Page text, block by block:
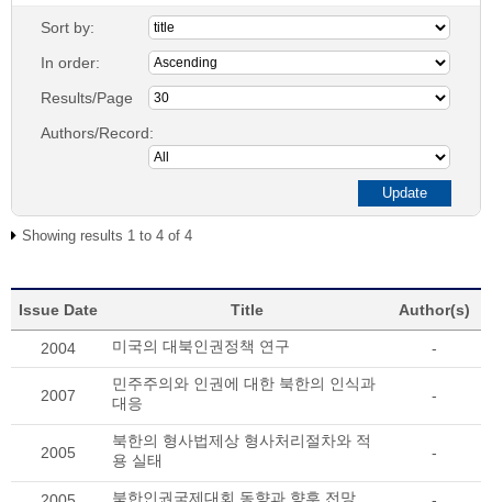
Sort by:
In order:
Results/Page
Authors/Record:
Showing results 1 to 4 of 4
Issue Date Title Author(s)
2004 미국의 대북인권정책 연구 -
2007
민주주의와 인권에 대한 북한의 인식과
대응
-
2005
북한의 형사법제상 형사처리절차와 적
용 실태
-
북한인권국제대회 동향과 향후 전망